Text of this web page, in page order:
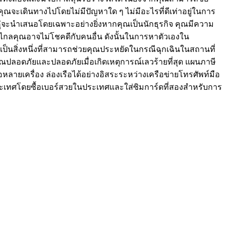
จะเดินทางไปโดยไม่มีปัญหาใด ๆ ไม่มีอะไรที่ดีเท่าอยู่ในการ
นำเสนอโดยเฉพาะอย่างยิ่งหากคุณเป็นนักธุรกิจ คุณมีความ
กลคุณอาจไม่โชคดีกับคนอื่น ดังนั้นในการหาตัวเองใน
นสิ่งหนึ่งที่สามารถช่วยคุณประหยัดในกรณีฉุกเฉินในสถานที่
ลอดภัยและปลอดภัยเมื่อเกิดเหตุการณ์เลวร้ายที่สุด แผนภาษี
ยเครื่อง ล่องเรือได้อย่างอิสระระหว่างเครือข่ายโทรศัพท์มือ
ศโดยซื้อเบอร์สวยในประเทศและใส่ซิมการ์ดที่สองสำหรับการ